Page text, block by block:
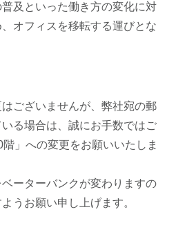
及といった働き方の変化に対
オフィスを移転する運びとな
ございませんが、弊社宛の郵
る場合は、誠にお手数ではご
」への変更をお願いいたしま
ーターバンクが変わりますの
うお願い申し上げます。